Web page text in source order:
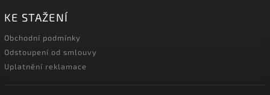
KE STAŽENÍ
Obchodní podmínky
Odstoupení od smlouvy
Uplatnění reklamace